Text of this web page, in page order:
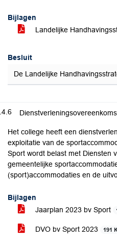
Bijlagen
Landelijke
Besluit
De Landelijke
Het college heeft een
exploitatie van de
Sport wordt belast met Diensten
gemeentelijke
(sport)accommodaties en de
Bijlagen
Jaarplan 2023 bv Sport
DVO bv Sport 2023 191